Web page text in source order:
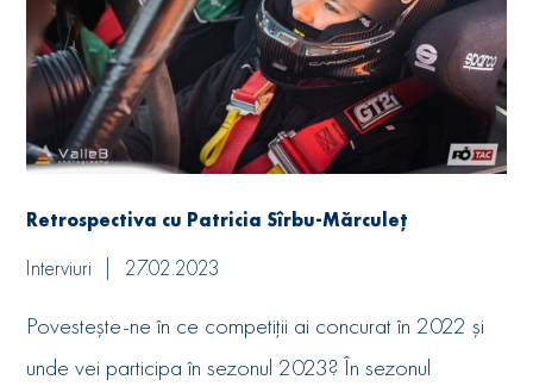
Retrospectiva cu Patricia Sîrbu-Mărculeț
Interviuri 27.02.2023
Povestește-ne în ce competiții ai concurat în 2022 și
unde vei participa în sezonul 2023? În sezonul